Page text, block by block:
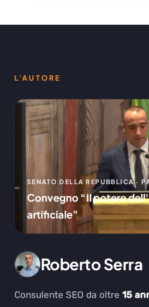
L'AUTORE
SENATO DELLA REPUBBLICA ·
Convegno “Il potere
artificiale”
Roberto Serra
Consulente SEO da oltre 15